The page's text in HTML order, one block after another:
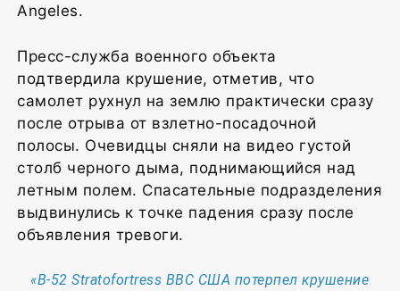
Angeles.
Пресс-служба военного объекта
подтвердила крушение, отметив, что
самолет рухнул на землю практически сразу
после отрыва от взлетно-посадочной
полосы. Очевидцы сняли на видео густой
столб черного дыма, поднимающийся над
летным полем. Спасательные подразделения
выдвинулись к точке падения сразу после
объявления тревоги.
«B-52 Stratofortress ВВС США потерпел крушение